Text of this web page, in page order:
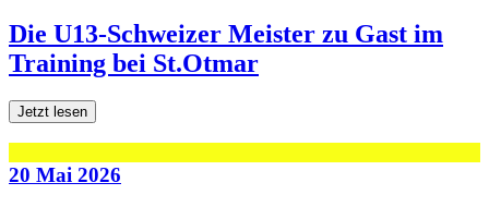
Die U13-Schweizer Meister zu Gast im
Training bei St.Otmar
Jetzt lesen
20 Mai 2026